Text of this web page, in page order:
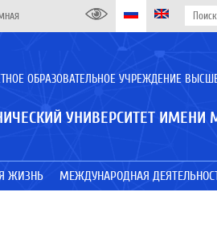
ОБРАЗОВАТЕЛЬНОЕ УЧРЕЖДЕНИЕ
УНИВЕРСИТЕТ ИМЕНИ
ЖИЗНЬ МЕЖДУНАРОДНАЯ